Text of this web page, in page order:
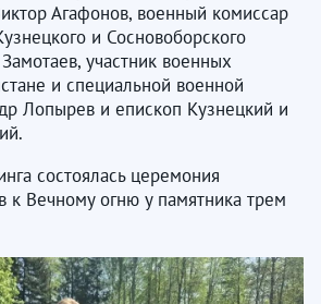
Агафонов, военный комиссар
и Сосновоборского
участник военных
и специальной военной
Лопырев и епископ Кузнецкий и
состоялась церемония
к Вечному огню у памятника трем